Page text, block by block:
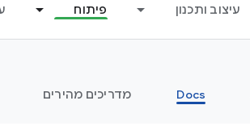
עיצוב ותכנון פיתוח
Docs מדריכים מהירים